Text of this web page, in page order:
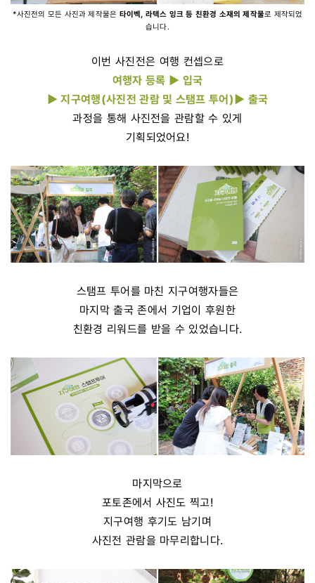
*사진전의 모든 사진과 제작물은 타이벡, 라텍스 잉크 등 친환경 소재의 제작물로 제작되었
습니다.
이번 사진전은 여행 컨셉으로
여행자 등록 ▶ 입국
▶ 지구여행(사진전 관람 및 스탬프 투어)▶ 출국
과정을 통해 사진전을 관람할 수 있게
기획되었어요!
스탬프 투어를 마친 지구여행자들은
마지막 출국 존에서 기업이 후원한
친환경 리워드를 받을 수 있었습니다.
마지막으로
포토존에서 사진도 찍고!
지구여행 후기도 남기며
사진전 관람을 마무리합니다.